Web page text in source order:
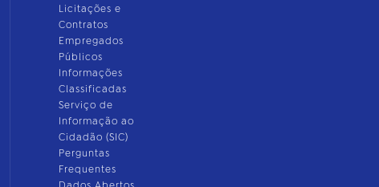
Licitações e
Contratos
Empregados
Públicos
Informações
Classificadas
Serviço de
Informação ao
Cidadão (SIC)
Perguntas
Frequentes